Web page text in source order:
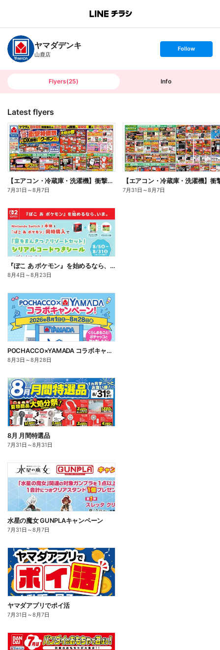
B
n
c
h
T
ヤマダデンキ
山鹿店
s
t
o
Follow
Flyers(25) Info
Latest flyers
【エアコン・冷蔵庫・洗濯機】衝撃特価祭(おもて)
7月31日 ～8月7日 7月31日 ～8月7日
『ぽこ あ ポケモン』を始めるなら、いま。
8月4日 ～8月23日
POCHACCO×YAMADA コラボキャンペーン!
8月3日 ～8月28日
8月 月間特選品
7月31日 ～8月31日
水星の魔女 GUNPLAキャンペーン
7月31日 ～8月7日
ヤマダアプリでポイ活
7月31日 ～8月7日